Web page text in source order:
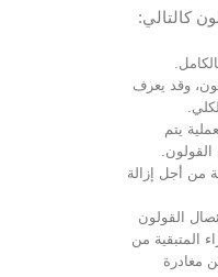
كالتالي:
وقد يعرف
يتم
من أجل إزالة
القولون
المتبقية من
مغادرة